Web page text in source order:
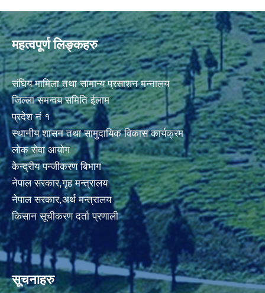
महत्वपूर्ण लिङ्कहरु
संघिय मामिला तथा सामान्य प्रसाशन मन्नालय
जिल्ला समन्वय समिति ईलाम
प्रदेश नं १
स्थानीय शासन तथा सामुदायिक विकास कार्यक्रम
लोक सेवा आयोग
केन्द्रीय पन्जीकरण बिभाग
नेपाल सरकार,गृह मन्त्रालय
नेपाल सरकार,अर्थ मन्त्रालय
किसान सूचीकरण दर्ता प्रणाली
सूचनाहरु